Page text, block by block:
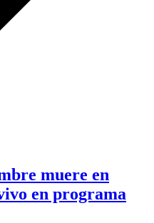
muere en
en programa